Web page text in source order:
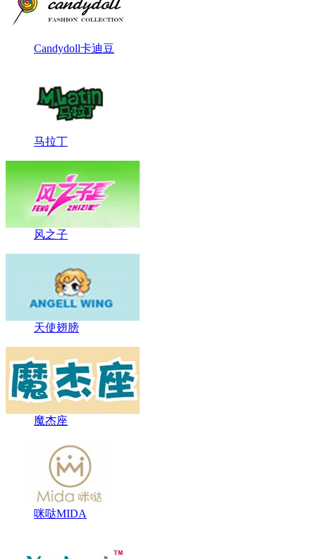
Candydoll卡迪豆
马拉丁
风之子
天使翅膀
魔杰座
咪哒MIDA